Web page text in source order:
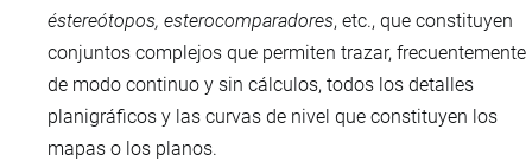
éstereótopos, esterocomparadores, etc., que constituyen
conjuntos complejos que permiten trazar, frecuentemente
de modo continuo y sin cálculos, todos los detalles
planigráficos y las curvas de nivel que constituyen los
mapas o los planos.